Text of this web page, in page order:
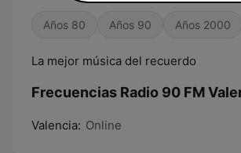
Años 80 Años 90 Años 2000
La mejor música del recuerdo
Frecuencias Radio 90 FM
Valencia: Online